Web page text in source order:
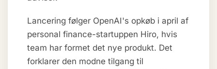
Lancering følger OpenAI's opkøb i april af
personal finance-startuppen Hiro, hvis
team har formet det nye produkt. Det
forklarer den modne tilgang til